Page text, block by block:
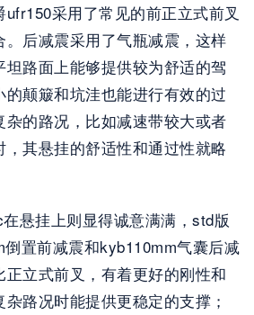
采用了常见的前正立式前叉
后减震采用了气瓶减震，这样
路面上能够提供较为舒适的驾
颠簸和坑洼也能进行有效的过
的路况，比如减速带较大或者
，其悬挂的舒适性和通过性就略
悬挂上则显得诚意满满，std版
置前减震和kyb110mm气囊后减
立式前叉，有着更好的刚性和
路况时能提供更稳定的支撑；